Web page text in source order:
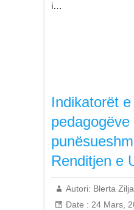
i…
Indikatorët
pedagogëve
Renditjen e
Autori: Blerta Zilja
Date : 24 Mars,